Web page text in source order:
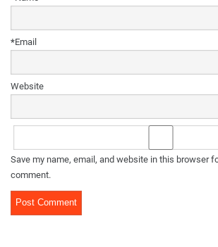
Email
*
Website
Save my name, email, and website in this browser
comment.